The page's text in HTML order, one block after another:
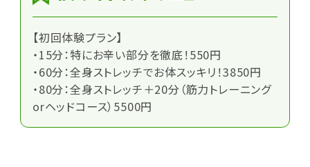
【初回体験プラン】
・15分：特にお辛い部分を徹底！550円
・60分：全身ストレッチでお体スッキリ！3850円
・80分：全身ストレッチ＋20分（筋力トレーニング
orヘッドコース）5500円